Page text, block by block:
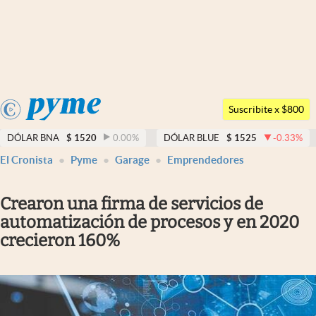
Argentina
Members
Economía y Política
Finanzas y Mercados
Negocios
Columnistas
Apertura
Suscribite x $800
DÓLAR BNA $ 1520 0.00% DÓLAR BLUE $ 1525 -0.33%
El Cronista Pyme Garage Emprendedores
Crearon una firma de servicios de
automatización de procesos y en 2020
crecieron 160%